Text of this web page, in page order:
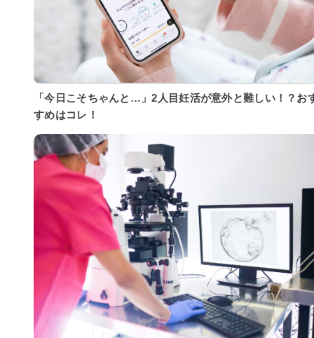
「今日こそちゃんと…」2人目妊活が意外と難しい！？お
すめはコレ！